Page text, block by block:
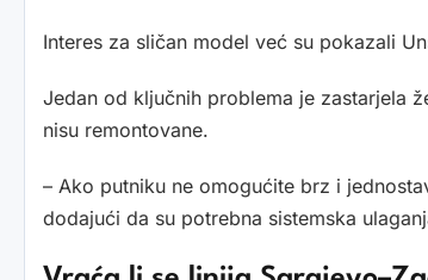
Interes za sličan model već su pokazali
Jedan od ključnih problema je zastarjela
nisu remontovane.
– Ako putniku ne omogućite brz i
dodajući da su potrebna sistemska